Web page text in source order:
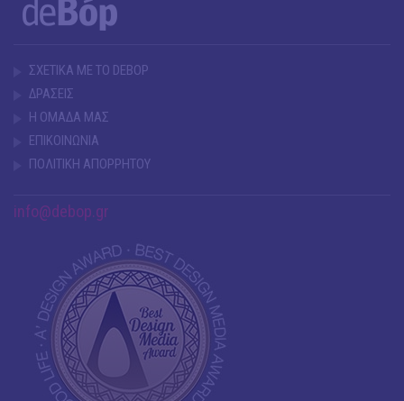
ΣΧΕΤΙΚΑ ΜΕ ΤΟ DEBOP
ΔΡΑΣΕΙΣ
Η ΟΜΑΔΑ ΜΑΣ
ΕΠΙΚΟΙΝΩΝΙΑ
ΠΟΛΙΤΙΚΗ ΑΠΟΡΡΗΤΟΥ
info@debop.gr